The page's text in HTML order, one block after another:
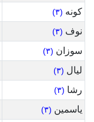
كونه (٣)
نوف (٣)
سوزان (٣)
ليال (٣)
رشا (٣)
ياسمين (٣)